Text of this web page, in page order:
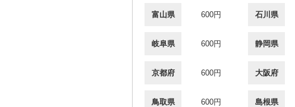
富山県 600円 石川県
岐阜県 600円 静岡県
京都府 600円 大阪府
鳥取県 600円 島根県